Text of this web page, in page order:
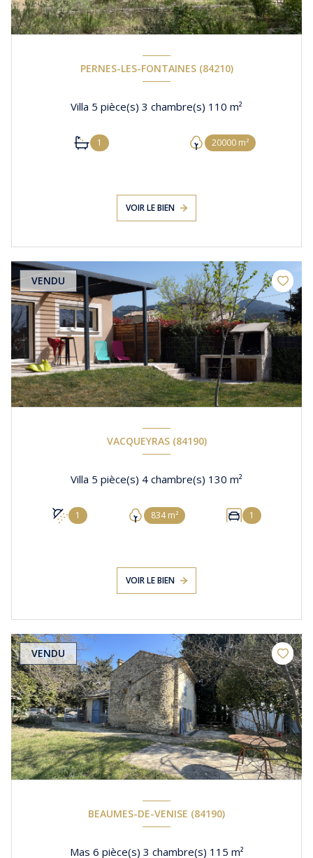
PERNES-LES-FONTAINES (84210)
Villa 5 pièce(s) 3 chambre(s) 110 m²
1 20000 m²
VOIR LE BIEN
VENDU
VACQUEYRAS (84190)
Villa 5 pièce(s) 4 chambre(s) 130 m²
1 834 m² 1
VOIR LE BIEN
VENDU
BEAUMES-DE-VENISE (84190)
Mas 6 pièce(s) 3 chambre(s) 115 m²